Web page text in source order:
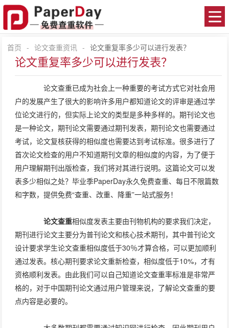
首页 - 论文查重资讯 - 论文重复率多少可以进行发表？
论文重复率多少可以进行发表？
论文查重已成为社会上一种重要的考试方式它对社会用
户的发展产生了很大的影响许多用户都知道论文的评审是通过学
位论文进行的，但实际上论文的类型是多种多样的。期刊论文也
是一种论文，期刊论文需要通过期刊发表，期刊论文也需要通过
考试，论文复核获得的相似度也需要达到考试标准。很多进行了
首次论文检查的用户不知道期刊文章的相似度的内容，为了便于
用户理解期刊出版检查，我们将对其进行说明。这篇论文可以发
表多少相似之处？毕业季PaperDay永久免费查重、每日不限篇数
和字数，提供免费“查重、改重、降重”一站式服务！
论文查重相似度发表主要由刊物机构的要求我们决定，
期刊进行论文主要分为普刊论文和核心技术期刊，其中普刊论文
设计要求学生论文查重相似度低于30％才算合格，可以更加顺利
通过发表。核心期刊要求论文重新检查，相似度低于10%，才有
资格顺利发表。由此我们可以自己知道论文查重率标准是非常严
格的，对于中国期刊论文通过用户管理来说，了解论文查重的要
点内容是必要的。